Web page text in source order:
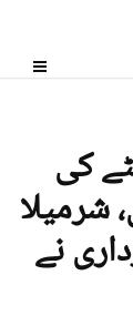
کی
شرمیلا
نے